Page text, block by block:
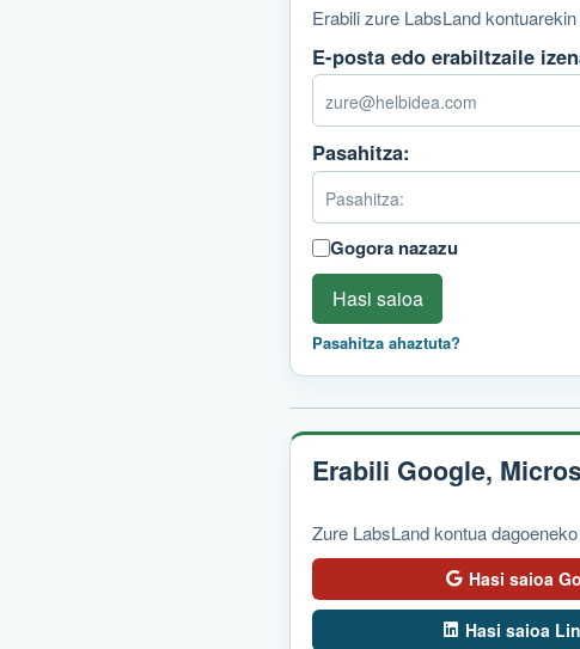
Erabili zure LabsLand
E-posta edo erabiltzaile
Pasahitza:
Gogora nazazu
Hasi saioa
Pasahitza ahaztuta?
Erabili Google,
Zure LabsLand kontua
Hasi saioa
Hasi saioa